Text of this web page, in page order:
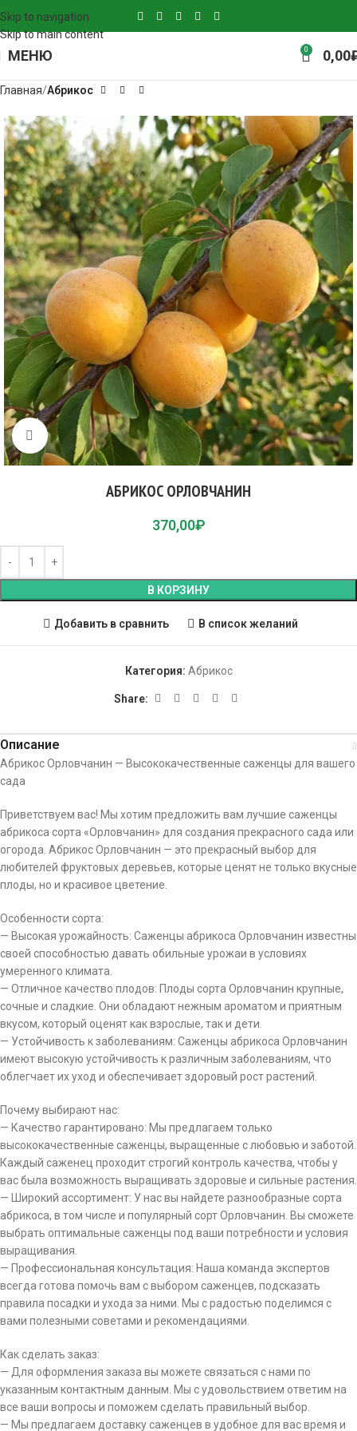
Skip to navigation
Skip to main content
МЕНЮ 0 0,00
Главная Абрикос
Click to enlarge
АБРИКОС ОРЛОВЧАНИН
370,00₽
В КОРЗИНУ
Добавить в сравнить В список желаний
Категория: Абрикос
Share:
Описание
Абрикос Орловчанин — Высококачественные саженцы для вашего
сада
Приветствуем вас! Мы хотим предложить вам лучшие саженцы
абрикоса сорта «Орловчанин» для создания прекрасного сада или
огорода. Абрикос Орловчанин — это прекрасный выбор для
любителей фруктовых деревьев, которые ценят не только вкусные
плоды, но и красивое цветение.
Особенности сорта:
— Высокая урожайность: Саженцы абрикоса Орловчанин известны
своей способностью давать обильные урожаи в условиях
умеренного климата.
— Отличное качество плодов: Плоды сорта Орловчанин крупные,
сочные и сладкие. Они обладают нежным ароматом и приятным
вкусом, который оценят как взрослые, так и дети.
— Устойчивость к заболеваниям: Саженцы абрикоса Орловчанин
имеют высокую устойчивость к различным заболеваниям, что
облегчает их уход и обеспечивает здоровый рост растений.
Почему выбирают нас:
— Качество гарантировано: Мы предлагаем только
высококачественные саженцы, выращенные с любовью и заботой.
Каждый саженец проходит строгий контроль качества, чтобы у
вас была возможность выращивать здоровые и сильные растения.
— Широкий ассортимент: У нас вы найдете разнообразные сорта
абрикоса, в том числе и популярный сорт Орловчанин. Вы сможете
выбрать оптимальные саженцы под ваши потребности и условия
выращивания.
— Профессиональная консультация: Наша команда экспертов
всегда готова помочь вам с выбором саженцев, подсказать
правила посадки и ухода за ними. Мы с радостью поделимся с
вами полезными советами и рекомендациями.
Как сделать заказ:
— Для оформления заказа вы можете связаться с нами по
указанным контактным данным. Мы с удовольствием ответим на
все ваши вопросы и поможем сделать правильный выбор.
— Мы предлагаем доставку саженцев в удобное для вас время и